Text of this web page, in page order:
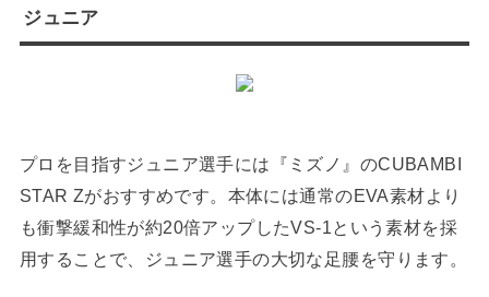
ジュニア
プロを目指すジュニア選手には『ミズノ』のCUBAMBI
STAR Zがおすすめです。本体には通常のEVA素材より
も衝撃緩和性が約20倍アップしたVS-1という素材を採
用することで、ジュニア選手の大切な足腰を守ります。